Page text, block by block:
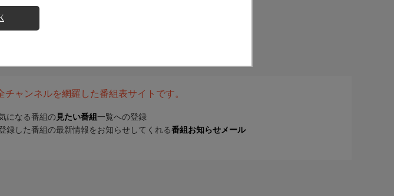
ャンネルを網羅した番組表サイトです。
になる番組の 見たい番組 一覧への登録
録した番組の最新情報をお知らせしてくれる番組お知らせメール